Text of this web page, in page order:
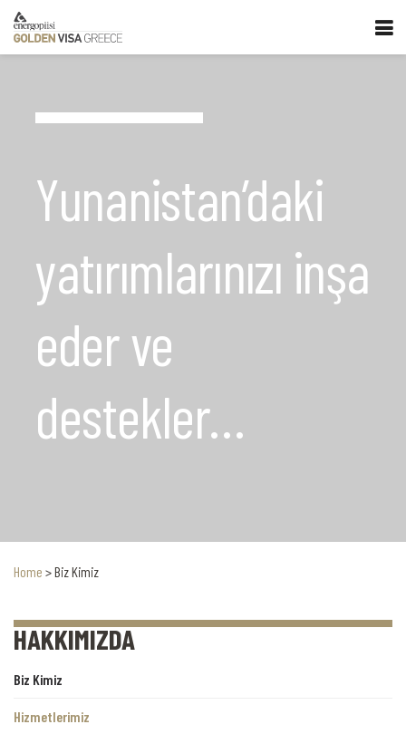
Yunanistan’daki
yatırımlarınızı inşa
eder ve
destekler…
Home >Biz Kimiz
HAKKIMIZDA
Biz Kimiz
Hizmetlerimiz